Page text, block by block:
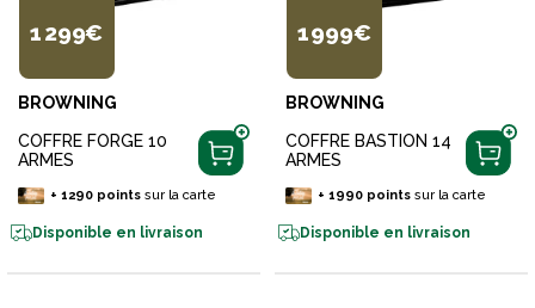
1 299€
BROWNING
COFFRE FORGE 10
ARMES
+ 1290pointssur la carte
Disponible en livraison
1 999€
BROWNING
COFFRE BASTION 14
ARMES
+ 1990pointssur la carte
Disponible en livraison